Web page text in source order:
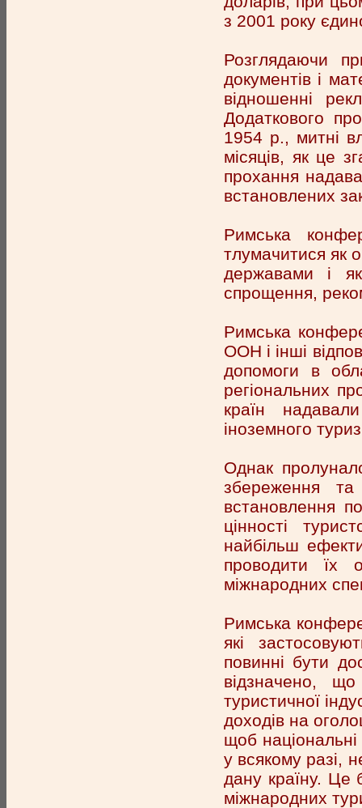
з 2001 року
Розглядаючи
документів і
відношенні
Додаткового
1954 р., митні
місяців, як це
прохання
встановлених
Римська
тлумачитися як
державами і
спрощення,
Римська
ООН і інші
допомоги в
регіональних
країн
іноземного
Однак
збереження
встановлення
цінності
найбільш
проводити їх
міжнародних
Римська
які
повинні бути
відзначено, що
туристичної
доходів на
щоб національні
у всякому разі,
дану країну. Це
міжнародних